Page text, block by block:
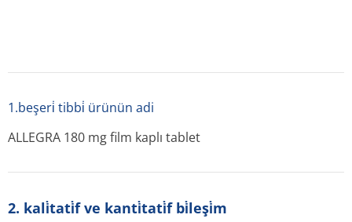
1.beşeri̇ tibbi̇ ürünün adi
ALLEGRA 180 mg film kaplı tablet
2. kali̇tati̇f ve kanti̇tati̇f bi̇leşi̇m